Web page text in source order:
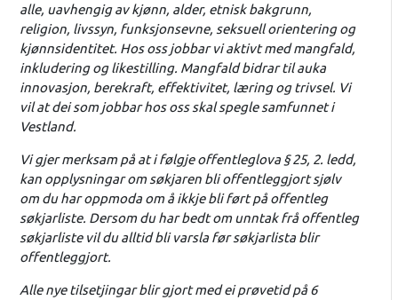
alle, uavhengig av kjønn, alder, etnisk bakgrunn,
religion, livssyn, funksjonsevne, seksuell orientering og
kjønnsidentitet. Hos oss jobbar vi aktivt med mangfald,
inkludering og likestilling. Mangfald bidrar til auka
innovasjon, berekraft, effektivitet, læring og trivsel. Vi
vil at dei som jobbar hos oss skal spegle samfunnet i
Vestland.
Vi gjer merksam på at i følgje offentleglova § 25, 2. ledd,
kan opplysningar om søkjaren bli offentleggjort sjølv
om du har oppmoda om å ikkje bli ført på offentleg
søkjarliste. Dersom du har bedt om unntak frå offentleg
søkjarliste vil du alltid bli varsla før søkjarlista blir
offentleggjort.
Alle nye tilsetjingar blir gjort med ei prøvetid på 6